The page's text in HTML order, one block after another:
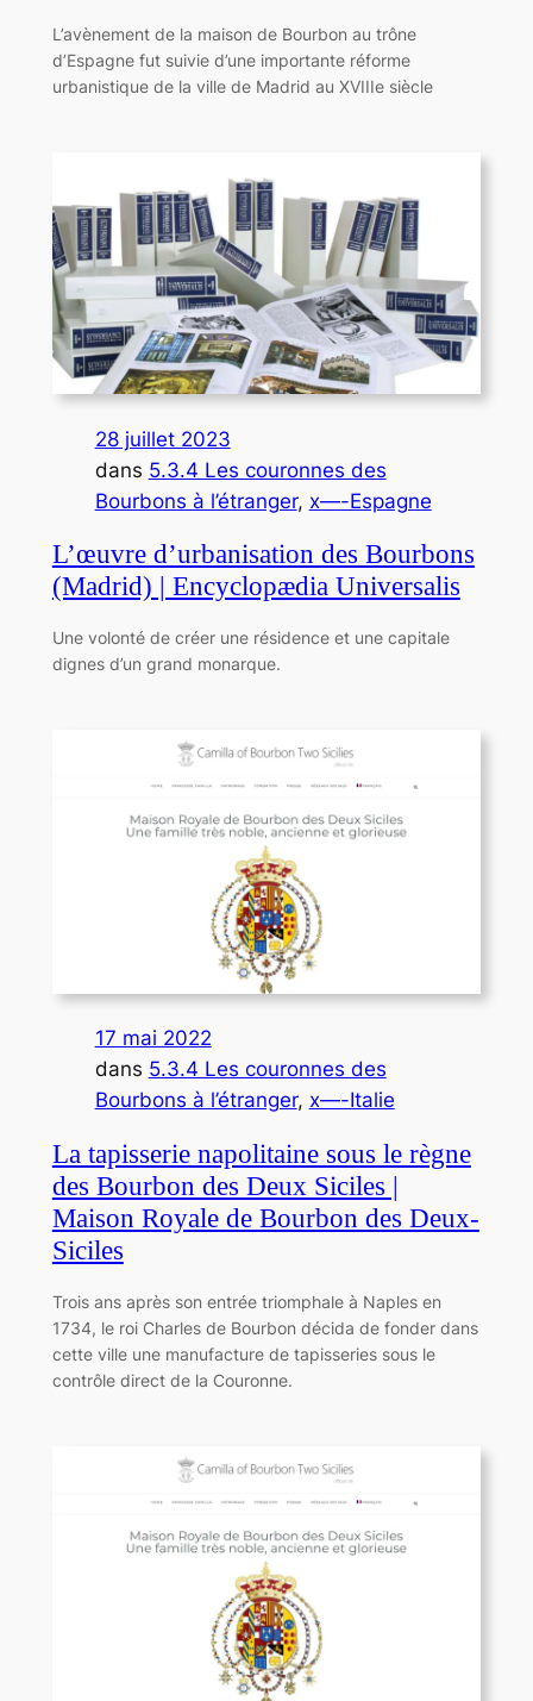
L’avènement de la maison de Bourbon au trône
d’Espagne fut suivie d’une importante réforme
urbanistique de la ville de Madrid au XVIIIe siècle
28 juillet 2023
dans 5.3.4 Les couronnes des
Bourbons à l’étranger, x—-Espagne
L’œuvre d’urbanisation des Bourbons
(Madrid) | Encyclopædia Universalis
Une volonté de créer une résidence et une capitale
dignes d’un grand monarque.
17 mai 2022
dans 5.3.4 Les couronnes des
Bourbons à l’étranger, x—-Italie
La tapisserie napolitaine sous le règne
des Bourbon des Deux Siciles |
Maison Royale de Bourbon des Deux-
Siciles
Trois ans après son entrée triomphale à Naples en
1734, le roi Charles de Bourbon décida de fonder dans
cette ville une manufacture de tapisseries sous le
contrôle direct de la Couronne.